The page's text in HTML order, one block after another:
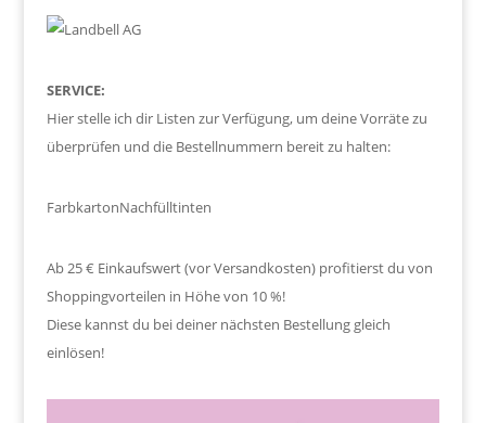
SERVICE:
Hier stelle ich dir Listen zur Verfügung, um deine Vorräte zu
überprüfen und die Bestellnummern bereit zu halten:
FarbkartonNachfülltinten
Ab 25 € Einkaufswert (vor Versandkosten) profitierst du von
Shoppingvorteilen in Höhe von 10 %!
Diese kannst du bei deiner nächsten Bestellung gleich
einlösen!